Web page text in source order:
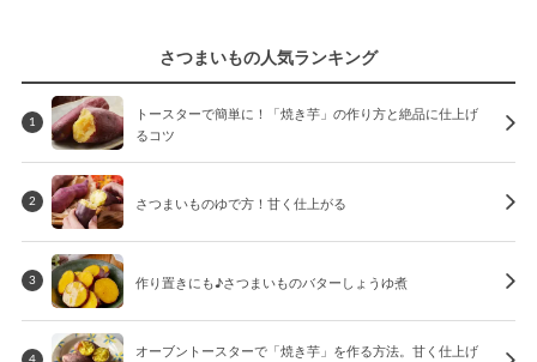
さつまいもの人気ランキング
1
トースターで簡単に！「焼き芋」の作り方と絶品に仕上げ
るコツ
2 さつまいものゆで方！甘く仕上がる
3 作り置きにも♪さつまいものバターしょうゆ煮
4
オーブントースターで「焼き芋」を作る方法。甘く仕上げ